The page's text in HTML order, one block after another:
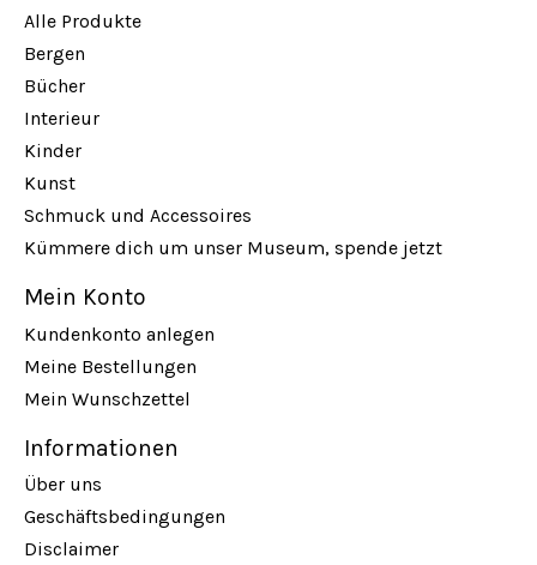
Alle Produkte
Bergen
Bücher
Interieur
Kinder
Kunst
Schmuck und Accessoires
Kümmere dich um unser Museum, spende jetzt
Mein Konto
Kundenkonto anlegen
Meine Bestellungen
Mein Wunschzettel
Informationen
Über uns
Geschäftsbedingungen
Disclaimer